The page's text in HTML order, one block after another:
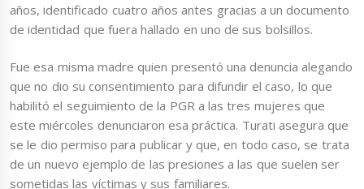
años, identificado cuatro años antes gracias a un documento
de identidad que fuera hallado en uno de sus bolsillos.
Fue esa misma madre quien presentó una denuncia alegando
que no dio su consentimiento para difundir el caso, lo que
habilitó el seguimiento de la PGR a las tres mujeres que
este miércoles denunciaron esa práctica. Turati asegura que
se le dio permiso para publicar y que, en todo caso, se trata
de un nuevo ejemplo de las presiones a las que suelen ser
sometidas las víctimas y sus familiares.